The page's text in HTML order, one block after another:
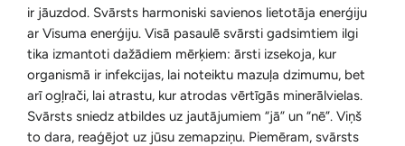
ir jāuzdod. Svārsts harmoniski savienos lietotāja enerģiju
ar Visuma enerģiju. Visā pasaulē svārsti gadsimtiem ilgi
tika izmantoti dažādiem mērķiem: ārsti izsekoja, kur
organismā ir infekcijas, lai noteiktu mazuļa dzimumu, bet
arī ogļrači, lai atrastu, kur atrodas vērtīgās minerālvielas.
Svārsts sniedz atbildes uz jautājumiem “jā” un “nē”. Viņš
to dara, reaģējot uz jūsu zemapziņu. Piemēram, svārsts